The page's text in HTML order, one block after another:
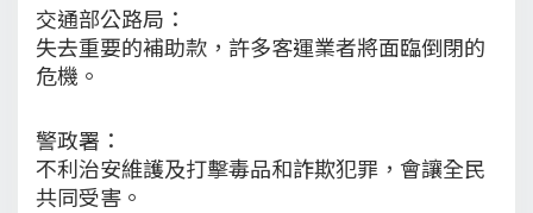
交通部公路局：
失去重要的補助款，許多客運業者將面臨倒閉的
危機。
警政署：
不利治安維護及打擊毒品和詐欺犯罪，會讓全民
共同受害。